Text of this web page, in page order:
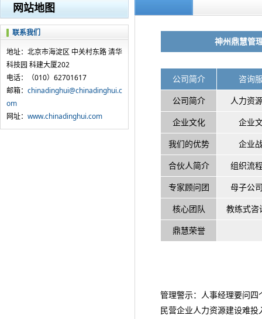
网站地图
联系我们
地址：北京市海淀区 中关村东路 清华
科技园 科建大厦202
电话：（010）62701617
邮箱： chinadinghui@chinadinghui.c
om
网址： www.chinadinghui.com
神州鼎慧管
公司简介
咨询
公司简介
人力资
企业文化
企业
我们的优势
企业
合伙人简介
组织流
专家顾问团
母子公
核心团队
教练式咨
鼎慧荣誉
管理警示：人事经理要问四
民营企业人力资源建设难